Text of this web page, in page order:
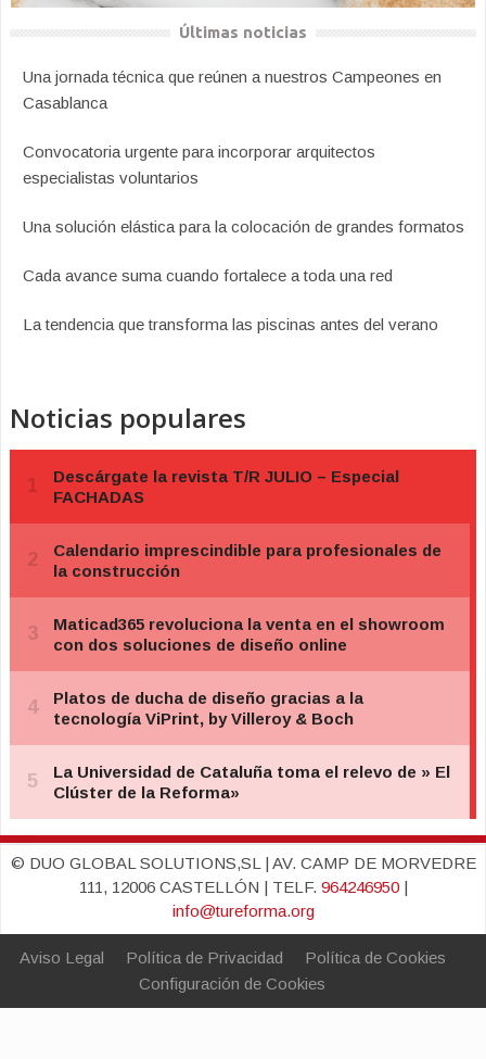
Últimas noticias
Una jornada técnica que reúnen a nuestros Campeones en
Casablanca
Convocatoria urgente para incorporar arquitectos
especialistas voluntarios
Una solución elástica para la colocación de grandes formatos
Cada avance suma cuando fortalece a toda una red
La tendencia que transforma las piscinas antes del verano
Noticias populares
© DUO GLOBAL SOLUTIONS,SL | AV. CAMP DE MORVEDRE
111, 12006 CASTELLÓN | TELF. 964246950|
info@tureforma.org
Aviso Legal Política de Privacidad
Política de Cookies
Configuración de Cookies